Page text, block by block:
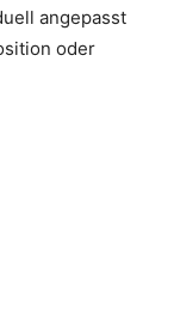
angepasst
oder